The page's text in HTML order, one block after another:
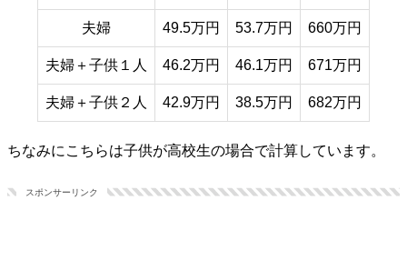
夫婦 49.5万円 53.7万円 660万円
夫婦＋子供１人 46.2万円 46.1万円 671万円
夫婦＋子供２人 42.9万円 38.5万円 682万円
ちなみにこちらは子供が高校生の場合で計算しています。
スポンサーリンク